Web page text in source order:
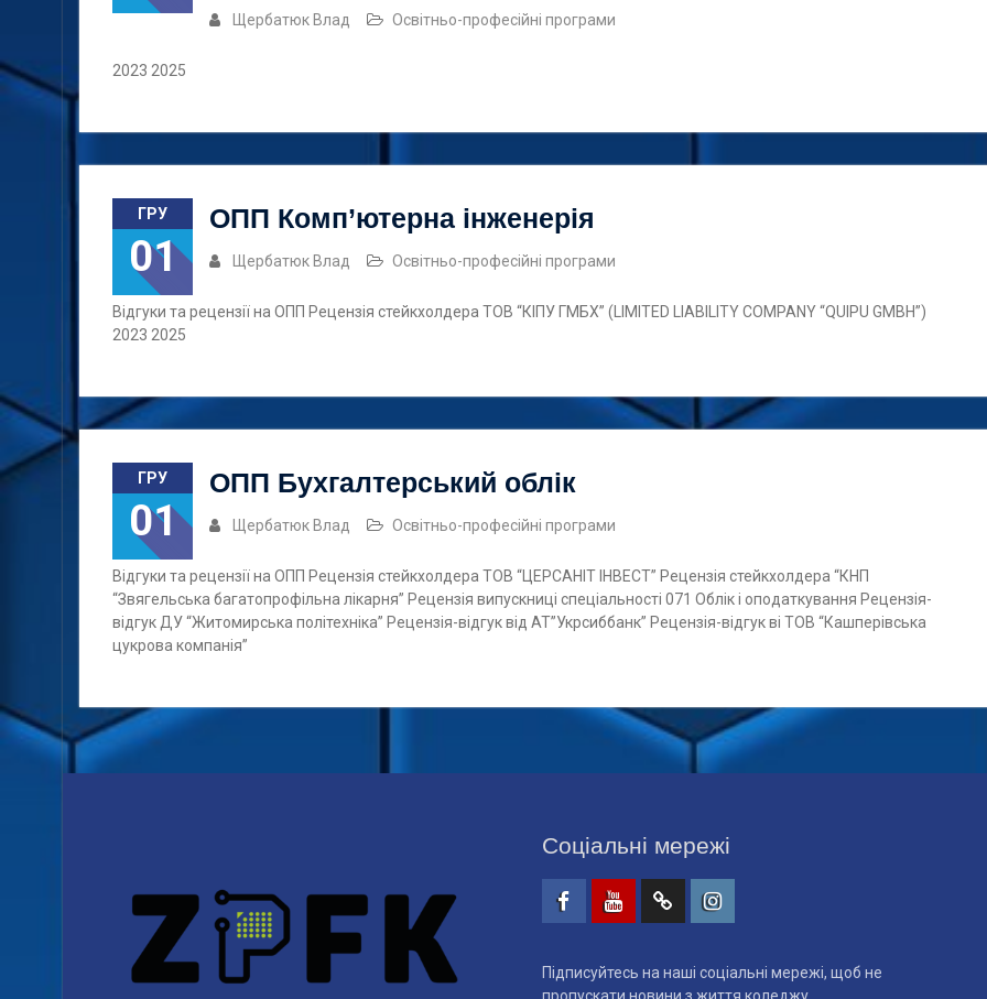
Щербатюк Влад Освітньо-професійні програми
2023 2025
ГРУ
01
ОПП Комп’ютерна інженерія
Щербатюк Влад Освітньо-професійні програми
Відгуки та рецензії на ОПП Рецензія стейкхолдера ТОВ “КІПУ ГМБХ” (LIMITED LIABILITY COMPANY “QUIPU GMBH”)
2023 2025
ГРУ
01
ОПП Бухгалтерський облік
Щербатюк Влад Освітньо-професійні програми
Відгуки та рецензії на ОПП Рецензія стейкхолдера ТОВ “ЦЕРСАНІТ ІНВЕСТ” Рецензія стейкхолдера “КНП
“Звягельська багатопрофільна лікарня” Рецензія випускниці спеціальності 071 Облік і оподаткування Рецензія-
відгук ДУ “Житомирська політехніка” Рецензія-відгук від АТ”Укрсиббанк” Рецензія-відгук ві ТОВ “Кашперівська
цукрова компанія”
Соціальні мережі
Підписуйтесь на наші соціальні мережі, щоб не